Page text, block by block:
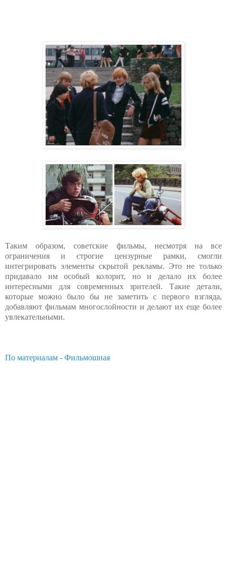
Таким образом, советские фильмы, несмотря на все
ограничения и строгие цензурные рамки, смогли
интегрировать элементы скрытой рекламы. Это не только
придавало им особый колорит, но и делало их более
интересными для современных зрителей. Такие детали,
которые можно было бы не заметить с первого взгляда,
добавляют фильмам многослойности и делают их еще более
увлекательными.
По материалам - Фильмошная